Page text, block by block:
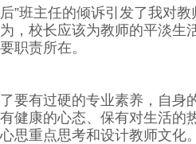
班主任的倾诉引发了我对教
，校长应该为教师的平淡生
职责所在。
有过硬的专业素养，自身
健康的心态、保有对生活的
重点思考和设计教师文化